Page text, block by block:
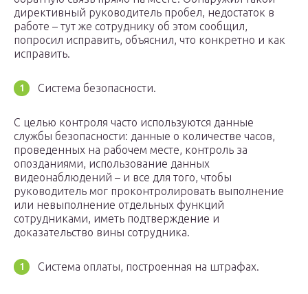
директивный руководитель пробел, недостаток в
работе – тут же сотруднику об этом сообщил,
попросил исправить, объяснил, что конкретно и как
исправить.
Система безопасности.
С целью контроля часто используются данные
службы безопасности: данные о количестве часов,
проведенных на рабочем месте, контроль за
опозданиями, использование данных
видеонаблюдений – и все для того, чтобы
руководитель мог проконтролировать выполнение
или невыполнение отдельных функций
сотрудниками, иметь подтверждение и
доказательство вины сотрудника.
Система оплаты, построенная на штрафах.